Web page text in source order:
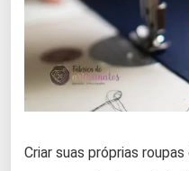
Criar suas próprias